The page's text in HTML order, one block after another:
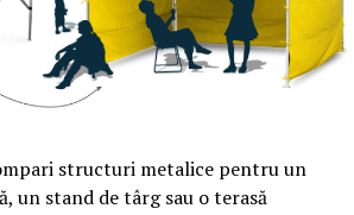
structuri metalice pentru un
un stand de târg sau o terasă